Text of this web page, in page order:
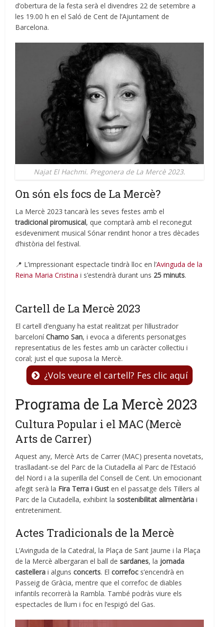
d’obertura de la festa serà el divendres 22 de setembre a
les 19.00 h en el Saló de Cent de l’Ajuntament de
Barcelona.
Najat El Hachmi. Pregonera de La Mercè 2023.
On són els focs de La Mercè?
La Mercè 2023 tancarà les seves festes amb el
tradicional piromusical, que comptarà amb el reconegut
esdeveniment musical Sónar rendint honor a tres dècades
d’història del festival.
📍 L’impressionant espectacle tindrà lloc en l’Avinguda de la
Reina Maria Cristina i s’estendrà durant uns 25 minuts.
Cartell de La Mercè 2023
El cartell d’enguany ha estat realitzat per l’il·lustrador
barceloníChamo San, i evoca a diferents personatges
representatius de les festes amb un caràcter col·lectiu i
coral; just el que suposa la Mercè.
¿Vols veure el cartell? Fes clic aquí
Programa de La Mercè 2023
Cultura Popular i el MAC (Mercè
Arts de Carrer)
Aquest any, Mercè Arts de Carrer (MAC) presenta novetats,
traslladant-se del Parc de la Ciutadella al Parc de l’Estació
del Nord i a la superilla del Consell de Cent. Un emocionant
afegit serà la Fira Terra i Gust en el passatge dels Til·lers al
Parc de la Ciutadella, exhibint lasostenibilitat alimentària i
entreteniment.
Actes Tradicionals de la Mercè
L’Avinguda de la Catedral, la Plaça de Sant Jaume i la Plaça
de la Mercè albergaran el ball de sardanes, la jornada
castellera i algunsconcerts. Elcorrefoc s’encendrà en
Passeig de Gràcia, mentre que el correfoc de diables
infantils recorrerà la Rambla. També podràs viure els
espectacles de llum i foc en l’espigó del Gas.